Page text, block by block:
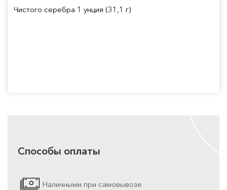
Чистого серебра 1 унция (31,1 г)
Способы оплаты
Наличными при самовывозе